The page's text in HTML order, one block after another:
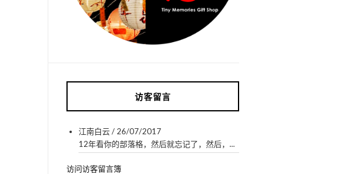
访客留言
江南白云/ 26/07/2017
12年看你的部落格，然后就忘记了，然后，...
访问访客留言簿